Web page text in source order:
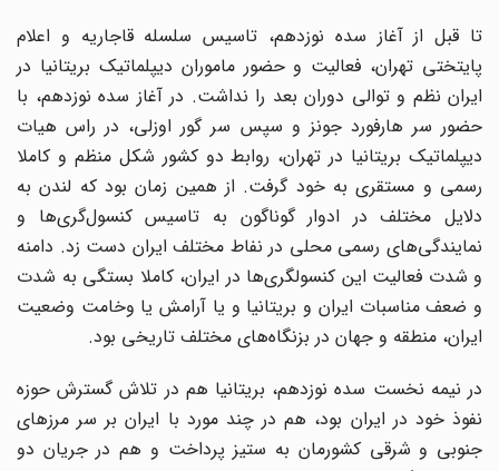
تا قبل از آغاز سده نوزدهم، تاسیس سلسله قاجاریه و اعلام
پایتختی تهران، فعالیت و حضور ماموران دیپلماتیک بریتانیا در
ایران نظم و توالی دوران بعد را نداشت. در آغاز سده نوزدهم، با
حضور سر هارفورد جونز و سپس سر گور اوزلی، در راس هیات
دیپلماتیک بریتانیا در تهران، روابط دو کشور شکل منظم و کاملا
رسمی و مستقری به خود گرفت. از همین زمان بود که لندن به
دلایل مختلف در ادوار گوناگون به تاسیس کنسول‌گری‌ها و
نمایندگی‌های رسمی محلی در نفاط مختلف ایران دست زد. دامنه
و شدت فعالیت این کنسولگری‌ها در ایران، کاملا بستگی به شدت
و ضعف مناسبات ایران و بریتانیا و یا آرامش یا وخامت وضعیت
ایران، منطقه و جهان در بزنگاه‌های مختلف تاریخی بود.
در نیمه نخست سده نوزدهم، بریتانیا هم در تلاش گسترش حوزه
نفوذ خود در ایران بود، هم در چند مورد با ایران بر سر مرزهای
جنوبی و شرقی کشورمان به ستیز پرداخت و هم در جریان دو